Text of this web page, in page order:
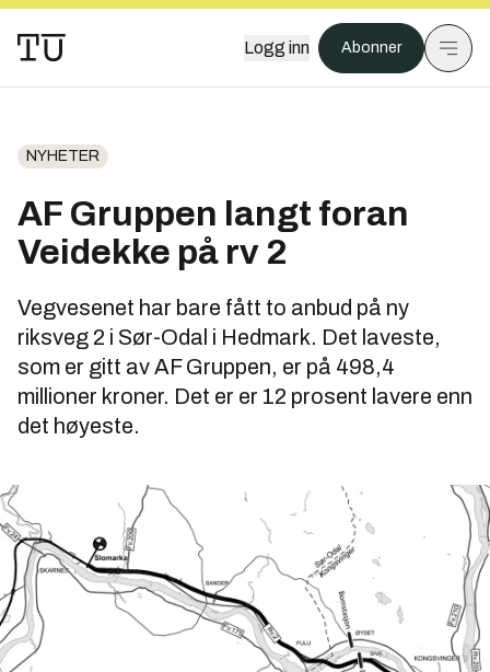
Logg inn Abonner
NYHETER
AF Gruppen langt foran
Veidekke på rv 2
Vegvesenet har bare fått to anbud på ny
riksveg 2 i Sør-Odal i Hedmark. Det laveste,
som er gitt av AF Gruppen, er på 498,4
millioner kroner. Det er er 12 prosent lavere enn
det høyeste.